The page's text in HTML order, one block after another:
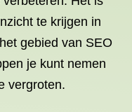
te krijgen in
gebied van SEO
je kunt nemen
vergroten.